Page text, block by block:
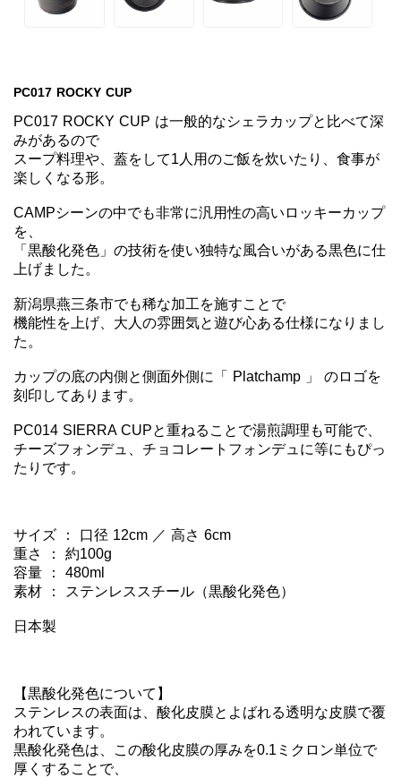
PC017 ROCKY CUP
PC017 ROCKY CUP は一般的なシェラカップと比べて深
みがあるので
スープ料理や、蓋をして1人用のご飯を炊いたり、食事が
楽しくなる形。
CAMPシーンの中でも非常に汎用性の高いロッキーカップ
を、
「黒酸化発色」の技術を使い独特な風合いがある黒色に仕
上げました。
新潟県燕三条市でも稀な加工を施すことで
機能性を上げ、大人の雰囲気と遊び心ある仕様になりまし
た。
カップの底の内側と側面外側に「 Platchamp 」 のロゴを
刻印してあります。
PC014 SIERRA CUPと重ねることで湯煎調理も可能で、
チーズフォンデュ、チョコレートフォンデュに等にもぴっ
たりです。
サイズ ： 口径 12cm ／ 高さ 6cm
重さ ： 約100g
容量 ： 480ml
素材 ： ステンレススチール（黒酸化発色）
日本製
【黒酸化発色について】
ステンレスの表面は、酸化皮膜とよばれる透明な皮膜で覆
われています。
黒酸化発色は、この酸化皮膜の厚みを0.1ミクロン単位で
厚くすることで、